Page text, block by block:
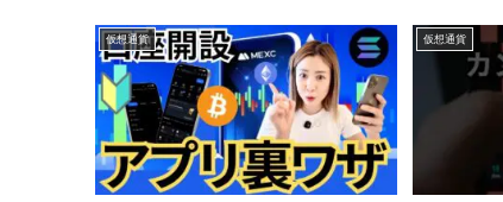
仮想通貨 仮想通貨